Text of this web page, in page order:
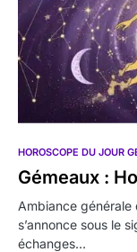
HOROSCOPE DU JOUR
Gémeaux :
Ambiance générale
s’annonce sous le
échanges…